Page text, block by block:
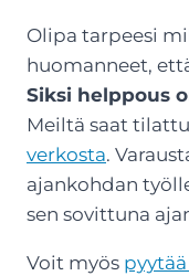
Olipa tarpeesi
huomanneet,
Siksi helppous
Meiltä saat
verkosta.
ajankohdan
sen sovittuna
Voit myös